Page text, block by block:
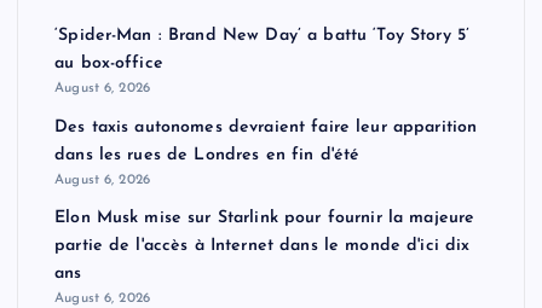
‘Spider-Man : Brand New Day’ a battu ‘Toy Story 5’
au box-office
August 6, 2026
Des taxis autonomes devraient faire leur apparition
dans les rues de Londres en fin d'été
August 6, 2026
Elon Musk mise sur Starlink pour fournir la majeure
partie de l'accès à Internet dans le monde d'ici dix
ans
August 6, 2026